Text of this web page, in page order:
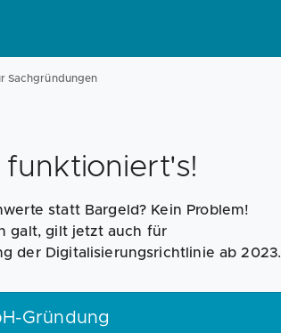
Sachgründungen
funktioniert's!
statt Bargeld? Kein Problem!
galt, gilt jetzt auch für
der Digitalisierungsrichtlinie ab 2023.
Gründung